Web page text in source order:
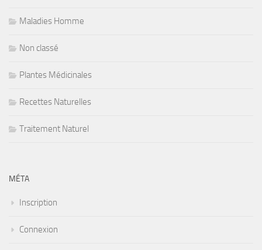
Maladies Homme
Non classé
Plantes Médicinales
Recettes Naturelles
Traitement Naturel
MÉTA
Inscription
Connexion